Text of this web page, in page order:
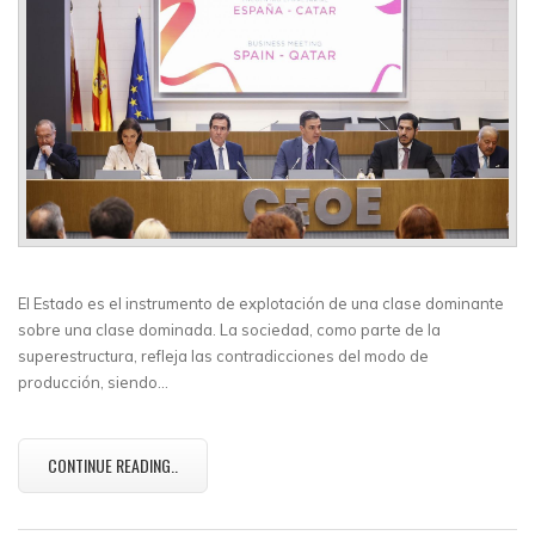
El Estado es el instrumento de explotación de una clase dominante
sobre una clase dominada. La sociedad, como parte de la
superestructura, refleja las contradicciones del modo de
producción, siendo…
CONTINUE READING..